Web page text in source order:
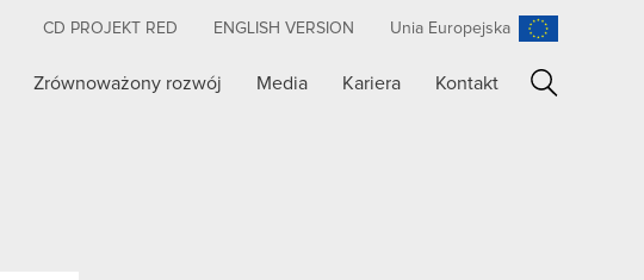
CD PROJEKT RED ENGLISH VERSION Unia Europejska
Zrównoważony rozwój Media Kariera Kontakt